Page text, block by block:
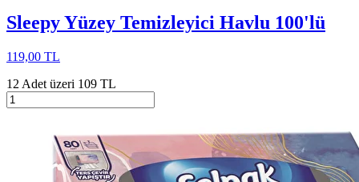
Sleepy Yüzey Temizleyici Havlu 100'lü
119,00 TL
12 Adet üzeri 109 TL